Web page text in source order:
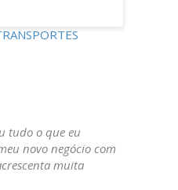
tudo o que eu
novo negócio com
muita